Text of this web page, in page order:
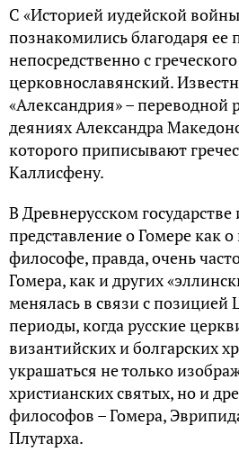
С «Историей иудейской
познакомились благодаря ее
непосредственно с
церковнославянский.
«Александрия» –
деяниях Александра
которого приписывают
Каллисфену.
В Древнерусском
представление о Гомере как
философе, правда, очень
Гомера, как и других
менялась в связи с позицией
периоды, когда русские
византийских и болгарских
украшаться не только
христианских святых, но и
философов – Гомера,
Плутарха.